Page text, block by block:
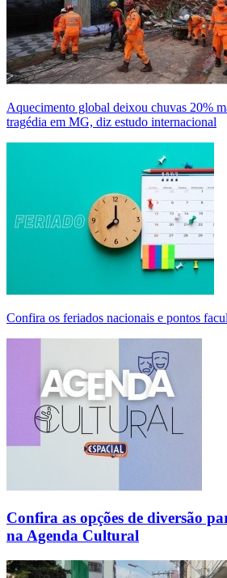
Aquecimento global deixou chuvas 20%
tragédia em MG, diz estudo internacional
Confira os feriados nacionais e pontos
Confira as opções de diversão
na Agenda Cultural